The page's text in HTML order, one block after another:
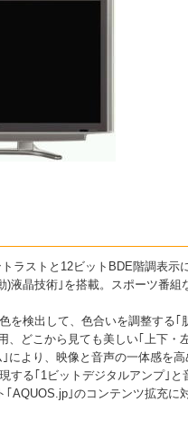
ラストと12ビットBDE階調表
)液晶技術｣を搭載。スポーツ番
を検出して、色合いを調整する
、どこから見ても美しい｢上下・
により、映像と音声の一体感を
する｢1ビットデジタルアンプ｣
｢AQUOS.jp｣のコンテンツ拡充